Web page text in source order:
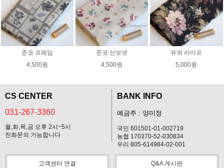
준코 프레임
4,500원
준코 선보넷
4,500원
유와 라이프
5,000원
CS CENTER
031-267-3360
월,화,목,금 오후 2시~5시
전화문의 가능합니다
BANK INFO
예금주 : 양미정
국민 601501-01-002719
농협 170370-52-030834
우리 805-614984-02-001
고객센터 연결 Q&A 게시판